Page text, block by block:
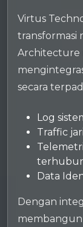
Virtus
transformasi
Architecture
secara
Log
Traffic
Data
Dengan